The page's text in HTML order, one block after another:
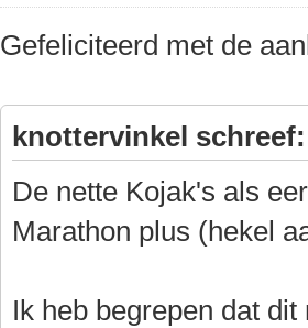
Gefeliciteerd met de
knottervinkel schreef:
De nette Kojak's als
Marathon plus (hekel
Ik heb begrepen dat